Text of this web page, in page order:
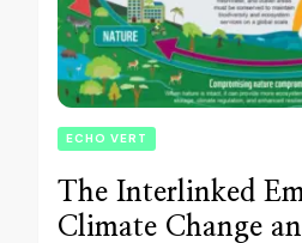
ECHO VERT
The Interlinked
Climate Change